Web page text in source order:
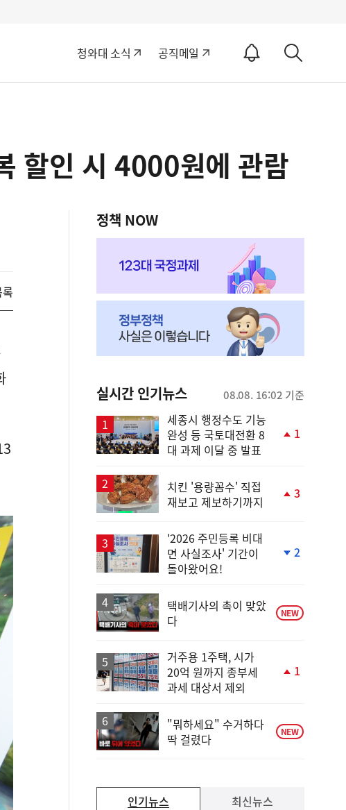
청와대 소식 공직메일
알
ON
세
할인 시 4000원에 관람
정책 NOW
실시간 인기뉴스 08.08. 16:02 기준
세종시 행정수도 기능
완성 등 국토대전환 8
대 과제 이달 중 발표
1
치킨 '용량꼼수' 직접
재보고 제보하기까지
3
'2026 주민등록 비대
면 사실조사' 기간이
돌아왔어요!
2
택배기사의 촉이 맞았
다
NEW
거주용 1주택, 시가
20억 원까지 종부세
과세 대상서 제외
1
"뭐하세요" 수거하다
딱 걸렸다
NEW
인기뉴스 최신뉴스